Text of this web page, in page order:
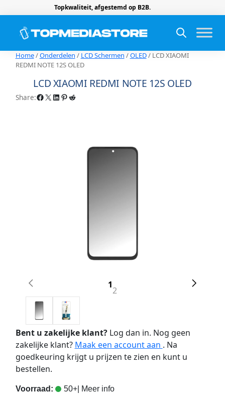
Topkwaliteit, afgestemd op B2B.
Home/Onderdelen / LCD Schermen /OLED/ LCD XIAOMI
REDMI NOTE 12S OLED
LCD XIAOMI REDMI NOTE 12S OLED
Share:Facebook X LinkedIn Pinterest Reddit
1
2
Bent u zakelijke klant?Log dan in. Nog geen
zakelijke klant? Maak een account aan . Na
goedkeuring krijgt u prijzen te zien en kunt u
bestellen.
Voorraad: 50+| Meer info